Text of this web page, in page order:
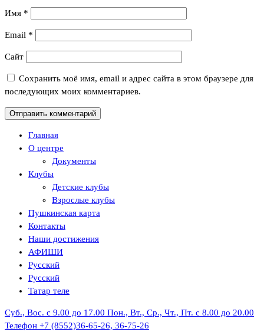
Имя *
Email *
Сайт
Сохранить моё имя, email и адрес сайта в этом браузере для
последующих моих комментариев.
Главная
О центре
Документы
Клубы
Детские клубы
Взрослые клубы
Пушкинская карта
Контакты
Наши достижения
АФИШИ
Русский
Русский
Татар теле
Суб., Вос. с 9.00 до 17.00 Пон., Вт., Ср., Чт., Пт. с 8.00 до 20.00
Телефон +7 (8552)36-65-26, 36-75-26